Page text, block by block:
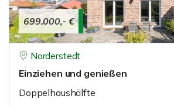
699.000,- €
Norderstedt
Einziehen und genießen
Doppelhaushälfte